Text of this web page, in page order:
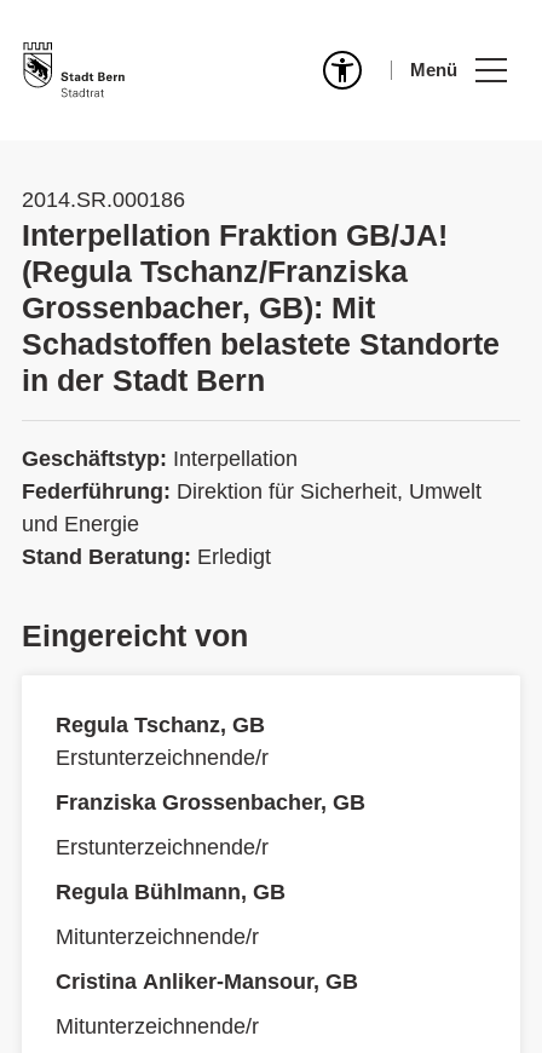
Menü
2014.SR.000186
Interpellation Fraktion GB/JA!
(Regula Tschanz/Franziska
Grossenbacher, GB): Mit
Schadstoffen belastete Standorte
in der Stadt Bern
Geschäftstyp: Interpellation
Federführung: Direktion für Sicherheit, Umwelt
und Energie
Stand Beratung: Erledigt
Eingereicht von
Regula Tschanz, GB
Erstunterzeichnende/r
Franziska Grossenbacher, GB
Erstunterzeichnende/r
Regula Bühlmann, GB
Mitunterzeichnende/r
Cristina Anliker-Mansour, GB
Mitunterzeichnende/r